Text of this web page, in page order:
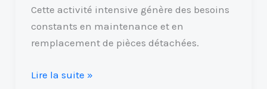
Cette activité intensive génère des besoins
constants en maintenance et en
remplacement de pièces détachées.
Lire la suite »